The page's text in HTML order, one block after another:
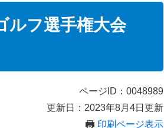
ルフ選手権大会
ページID：0048989
更新日：2023年8月4日更新
印刷ページ表示